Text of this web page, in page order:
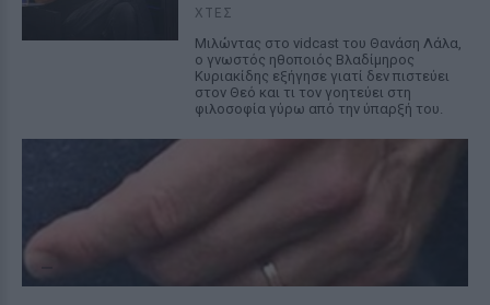
ΧΤΕΣ
Μιλώντας στο vidcast του Θανάση Λάλα,
ο γνωστός ηθοποιός Βλαδίμηρος
Κυριακίδης εξήγησε γιατί δεν πιστεύει
στον Θεό και τι τον γοητεύει στη
φιλοσοφία γύρω από την ύπαρξή του.